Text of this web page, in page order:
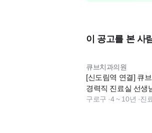
월/수 야간진료
토/일 10:00 ~ 2:00 (
점심시간 1 :00 ~
공휴일,대체공휴일
이 공고를 본 사
큐브치과의원
[신도림역 연결] 큐
경력직 진료실 선생
구로구 ·4 ~ 10년 ·진